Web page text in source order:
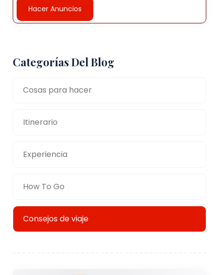
Hacer Anuncios
Categorías Del Blog
Cosas para hacer
Itinerario
Experiencia
How To Go
Consejos de viaje